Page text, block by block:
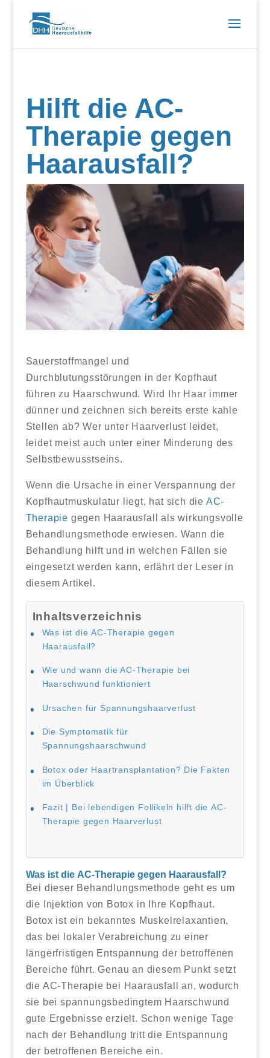
Hilft die AC-
Therapie gegen
Haarausfall?
Sauerstoffmangel und
Durchblutungsstörungen in der Kopfhaut
führen zu Haarschwund. Wird Ihr Haar immer
dünner und zeichnen sich bereits erste kahle
Stellen ab? Wer unter Haarverlust leidet,
leidet meist auch unter einer Minderung des
Selbstbewusstseins.
Wenn die Ursache in einer Verspannung der
Kopfhautmuskulatur liegt, hat sich die AC-
Therapie gegen Haarausfall als wirkungsvolle
Behandlungsmethode erwiesen. Wann die
Behandlung hilft und in welchen Fällen sie
eingesetzt werden kann, erfährt der Leser in
diesem Artikel.
Inhaltsverzeichnis
Was ist die AC-Therapie gegen
Haarausfall?
Wie und wann die AC-Therapie bei
Haarschwund funktioniert
Ursachen für Spannungshaarverlust
Die Symptomatik für
Spannungshaarschwund
Botox oder Haartransplantation? Die Fakten
im Überblick
Fazit | Bei lebendigen Follikeln hilft die AC-
Therapie gegen Haarverlust
Was ist die AC-Therapie gegen Haarausfall?
Bei dieser Behandlungsmethode geht es um
die Injektion von Botox in Ihre Kopfhaut.
Botox ist ein bekanntes Muskelrelaxantien,
das bei lokaler Verabreichung zu einer
längerfristigen Entspannung der betroffenen
Bereiche führt. Genau an diesem Punkt setzt
die AC-Therapie bei Haarausfall an, wodurch
sie bei spannungsbedingtem Haarschwund
gute Ergebnisse erzielt. Schon wenige Tage
nach der Behandlung tritt die Entspannung
der betroffenen Bereiche ein.